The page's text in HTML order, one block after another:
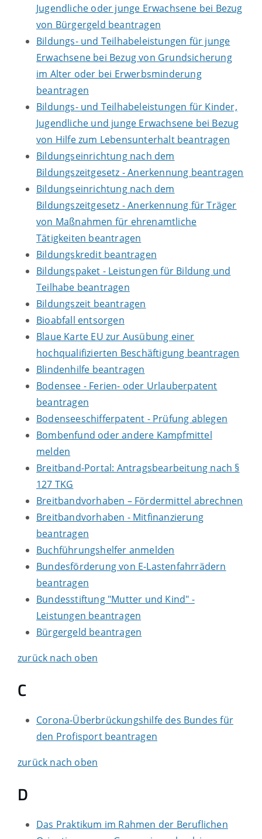
Jugendliche oder junge Erwachsene bei Bezug
von Bürgergeld beantragen
Bildungs- und Teilhabeleistungen für junge
Erwachsene bei Bezug von Grundsicherung
im Alter oder bei Erwerbsminderung
beantragen
Bildungs- und Teilhabeleistungen für Kinder,
Jugendliche und junge Erwachsene bei Bezug
von Hilfe zum Lebensunterhalt beantragen
Bildungseinrichtung nach dem
Bildungszeitgesetz - Anerkennung beantragen
Bildungseinrichtung nach dem
Bildungszeitgesetz - Anerkennung für Träger
von Maßnahmen für ehrenamtliche
Tätigkeiten beantragen
Bildungskredit beantragen
Bildungspaket - Leistungen für Bildung und
Teilhabe beantragen
Bildungszeit beantragen
Bioabfall entsorgen
Blaue Karte EU zur Ausübung einer
hochqualifizierten Beschäftigung beantragen
Blindenhilfe beantragen
Bodensee - Ferien- oder Urlauberpatent
beantragen
Bodenseeschifferpatent - Prüfung ablegen
Bombenfund oder andere Kampfmittel
melden
Breitband-Portal: Antragsbearbeitung nach §
127 TKG
Breitbandvorhaben – Fördermittel abrechnen
Breitbandvorhaben - Mitfinanzierung
beantragen
Buchführungshelfer anmelden
Bundesförderung von E-Lastenfahrrädern
beantragen
Bundesstiftung "Mutter und Kind" -
Leistungen beantragen
Bürgergeld beantragen
zurück nach oben
C
Corona-Überbrückungshilfe des Bundes für
den Profisport beantragen
zurück nach oben
D
Das Praktikum im Rahmen der Beruflichen